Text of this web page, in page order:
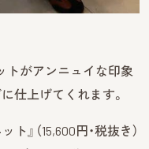
トがアンニュイな印象
仕上げてくれます。
』（15,600円・税抜き）